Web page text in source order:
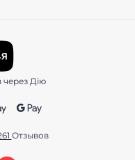
Дію
отзывов